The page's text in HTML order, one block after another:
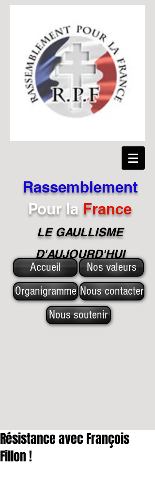
Rassemblement
Pour la France
LE GAULLISME
D'AUJOURD'HUI
Accueil
Nos valeurs
Organigramme Nous contacter
Nous soutenir
Résistance avec François
Fillon !